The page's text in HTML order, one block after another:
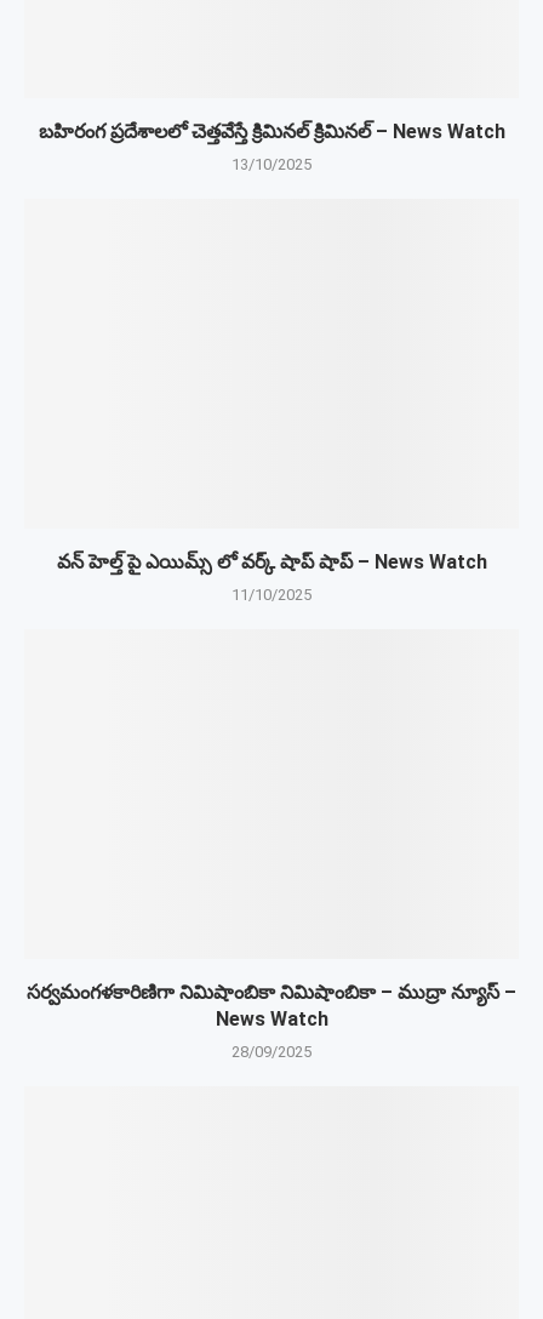
బహిరంగ ప్రదేశాలలో చెత్తవేస్తే క్రిమినల్ క్రిమినల్ – News Watch
13/10/2025
వన్ హెల్త్ పై ఎయిమ్స్ లో వర్క్ షాప్ షాప్ – News Watch
11/10/2025
సర్వమంగళకారిణిగా నిమిషాంబికా నిమిషాంబికా – ముద్రా న్యూస్ –
News Watch
28/09/2025